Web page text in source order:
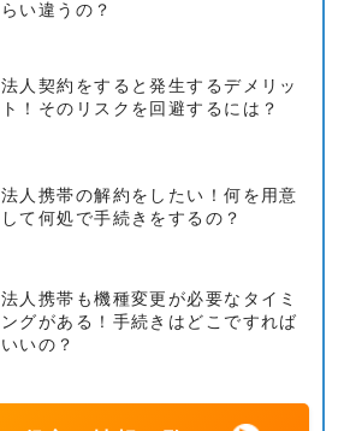
らい違うの？
法人契約をすると発生するデメリッ
ト！そのリスクを回避するには？
法人携帯の解約をしたい！何を用意
して何処で手続きをするの？
法人携帯も機種変更が必要なタイミ
ングがある！手続きはどこですれば
いいの？